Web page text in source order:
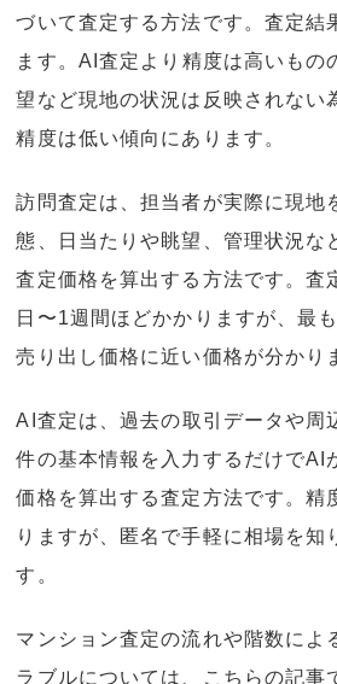
づいて査定する方法です。査定結
ます。AI査定より精度は高いもの
望など現地の状況は反映されない
精度は低い傾向にあります。
訪問査定は、担当者が実際に現地
態、日当たりや眺望、管理状況な
査定価格を算出する方法です。査
日〜1週間ほどかかりますが、最
売り出し価格に近い価格が分かり
AI査定は、過去の取引データや周
件の基本情報を入力するだけでAI
価格を算出する査定方法です。精
りますが、匿名で手軽に相場を知
す。
マンション査定の流れや階数によ
ラブルについては、こちらの記事